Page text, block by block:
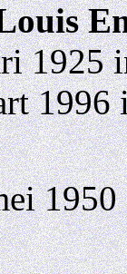
1925
1996
1950